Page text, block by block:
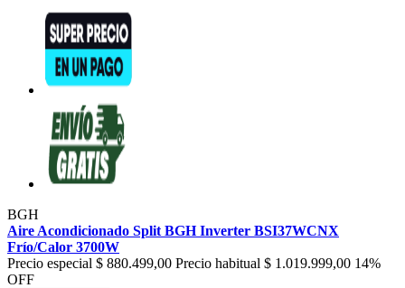
BGH
Aire Acondicionado Split BGH Inverter BSI37WCNX
Frío/Calor 3700W
Precio especial $ 880.499,00 Precio habitual $ 1.019.999,00 14%
OFF